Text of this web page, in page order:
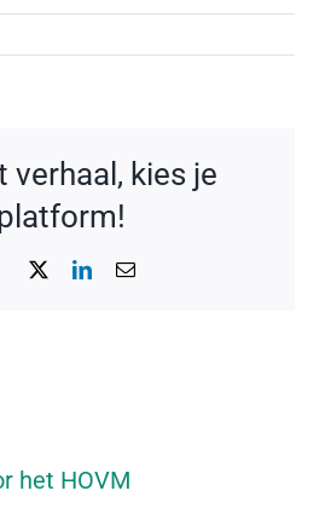
verhaal, kies je
Facebook LinkedIn
E-
het HOVM